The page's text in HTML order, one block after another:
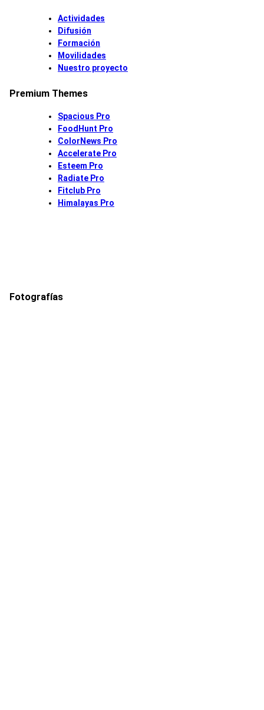
Actividades
Difusión
Formación
Movilidades
Nuestro proyecto
Premium Themes
Spacious Pro
FoodHunt Pro
ColorNews Pro
Accelerate Pro
Esteem Pro
Radiate Pro
Fitclub Pro
Himalayas Pro
Fotografías